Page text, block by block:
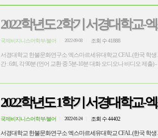
2022학년도 2학기 서경대학교-
국제비지니스어학부/불어 2022-09-08 조회 수 41888
서경대학교 한불문화연구소 엑스마르세유대학교 CFAL (한국 학생 2명 / 프랑스 학생 3명 언어 교환 ) - 참가학생 : 2명 - 프로그램 기
간 : 6
2022학년도 1학기 서경대학교-
국제비지니스어학부/불어 2022-01-24 조회 수 44402
서경대학교 한불문화연구소 엑스마르세유대학교 CFAL (한국 학생 3명 / 프랑스 학생 3명 언어 교환 ) - 참가학생 : 3명 - 프로그램 기